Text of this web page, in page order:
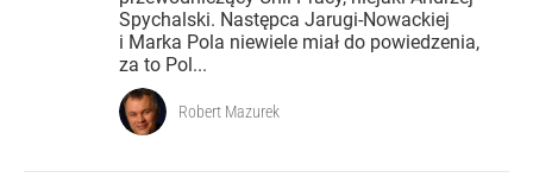
Spychalski. Następca Jarugi-Nowackiej
i Marka Pola niewiele miał do powiedzenia,
za to Pol...
Robert Mazurek